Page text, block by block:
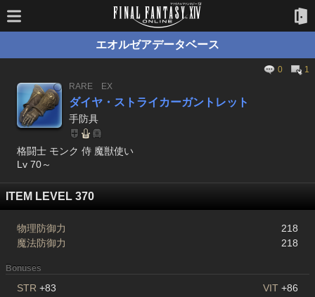
エオルゼアデータベース
0
1
RARE
EX
ダイヤ・ストライカーガントレット
手防具
格闘士 モンク 侍 魔獣使い
Lv 70～
ITEM LEVEL 370
物理防御力
218
魔法防御力
218
Bonuses
STR +83 VIT +86